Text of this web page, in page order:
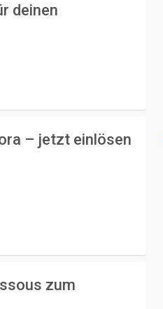
deinen
– jetzt einlösen
zum